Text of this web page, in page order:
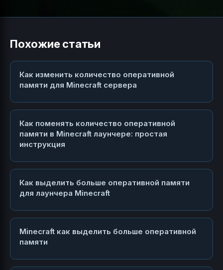
Похожие статьи
Как изменить количество оперативной
памяти для Minecraft сервера
Как поменять количество оперативной
памяти в Minecraft лаунчере: простая
инструкция
Как выделить больше оперативной памяти
для лаунчера Minecraft
Minecraft как выделить больше оперативной
памяти